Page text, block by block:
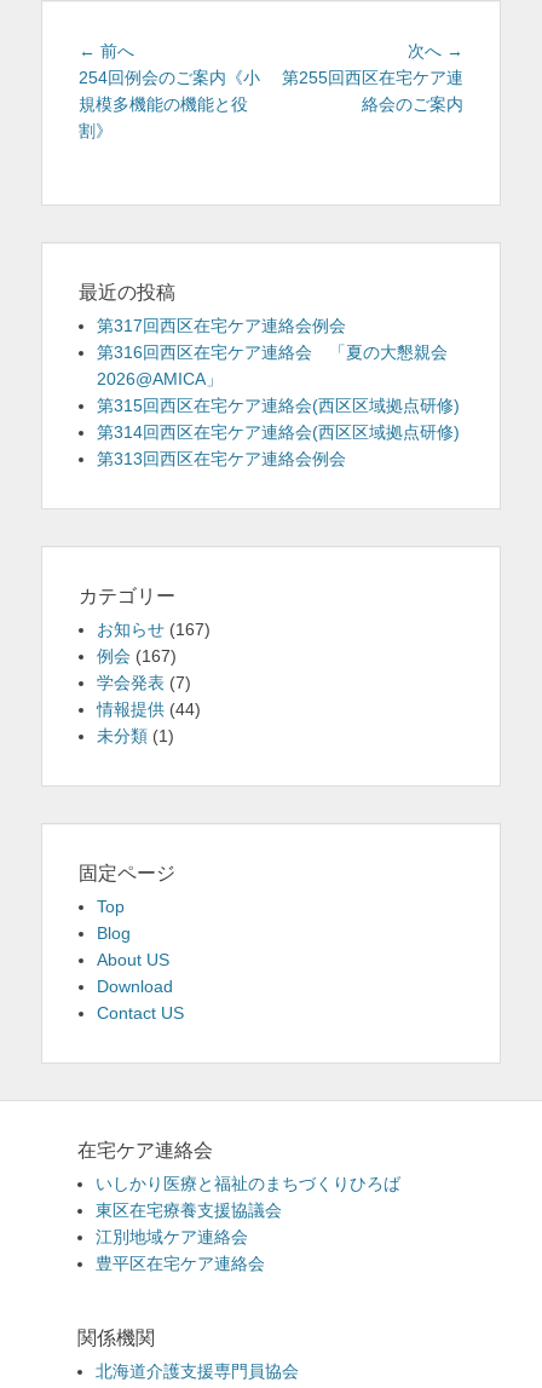
投
稿
ナ
ビ
ン
← 前へ
の
投
254回例会のご案内《小
規模多機能の機能と役
割》
次へ →
第255回西区在宅ケア連
絡会のご案内
最近の投稿
第317回西区在宅ケア連絡会例会
第316回西区在宅ケア連絡会 「夏の大懇親会
2026@AMICA」
第315回西区在宅ケア連絡会(西区区域拠点研修)
第314回西区在宅ケア連絡会(西区区域拠点研修)
第313回西区在宅ケア連絡会例会
カテゴリー
お知らせ (167)
例会 (167)
学会発表 (7)
情報提供 (44)
未分類 (1)
固定ページ
Top
Blog
About US
Download
Contact US
在宅ケア連絡会
いしかり医療と福祉のまちづくりひろば
東区在宅療養支援協議会
江別地域ケア連絡会
豊平区在宅ケア連絡会
関係機関
北海道介護支援専門員協会